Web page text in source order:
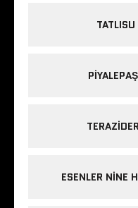
ESENLER NINE